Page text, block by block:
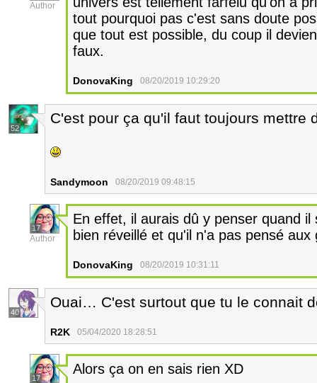
Author
tout pourquoi pas c'est sans doute
que tout est possible, du coup il
faux.
DonovaKing 08/20/2019 10:29:20
52
C'est pour ça qu'il faut toujours mettre
Sandymoon 08/20/2019 09:48:15
17
Author
En effet, il aurais dû y penser quand
bien réveillé et qu'il n'a pas pensé aux
DonovaKing 08/20/2019 10:31:11
40
Ouai… C'est surtout que tu le connait
R2K 05/04/2020 18:28:51
17
Alors ça on en sais rien XD